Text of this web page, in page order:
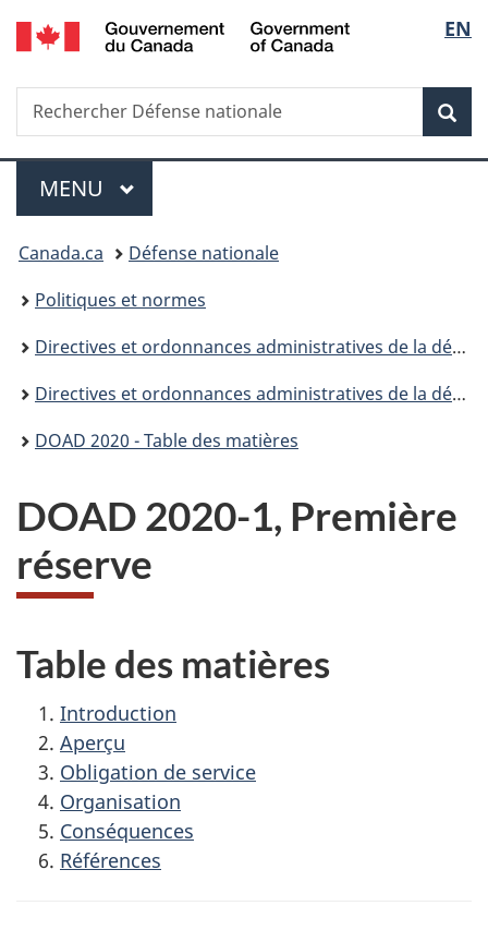
Passer
au
principal
Passer
à
Au
du
Passer
à
version
simplifiée
de
la
EN
Recherche
Rechercher
Défense
Menu
MENU PRINCIPAL
Vous
êtes
ici :
Canada.ca
Défense nationale
Politiques et normes
Directives et ordonnances administratives de la défense
Directives et ordonnances administratives de la défense (DOAD) - 2000
DOAD 2020 - Table des matières
DOAD 2020-1, Première
réserve
Table des matières
Introduction
Aperçu
Obligation de service
Organisation
Conséquences
Références